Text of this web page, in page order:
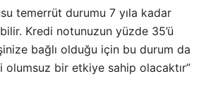
temerrüt durumu 7 yıla kadar
Kredi notunuzun yüzde 35’ü
bağlı olduğu için bu durum da
olumsuz bir etkiye sahip olacaktır”